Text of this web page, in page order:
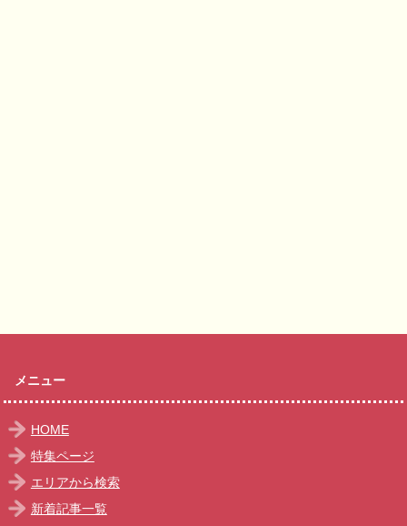
メニュー
HOME
特集ページ
エリアから検索
新着記事一覧